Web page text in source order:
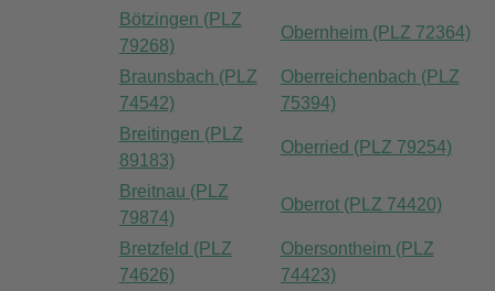
Bötzingen (PLZ
79268)
Obernheim (PLZ 72364)
Braunsbach (PLZ
74542)
Oberreichenbach (PLZ
75394)
Breitingen (PLZ
89183)
Oberried (PLZ 79254)
Breitnau (PLZ
79874)
Oberrot (PLZ 74420)
Bretzfeld (PLZ
74626)
Obersontheim (PLZ
74423)